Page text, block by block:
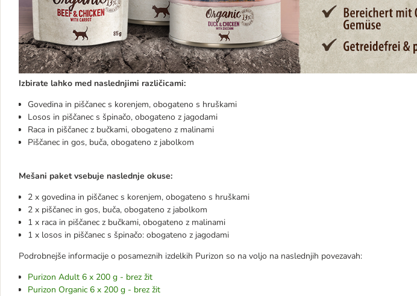
Izbirate lahko med naslednjimi različicami:
Govedina in piščanec s korenjem, obogateno s hruškami
Losos in piščanec s špinačo, obogateno z jagodami
Raca in piščanec z bučkami, obogateno z malinami
Piščanec in gos, buča, obogateno z jabolkom
Mešani paket vsebuje naslednje okuse:
2 x govedina in piščanec s korenjem, obogateno s hruškami
2 x piščanec in gos, buča, obogateno z jabolkom
1 x raca in piščanec z bučkami, obogateno z malinami
1 x losos in piščanec s špinačo: obogateno z jagodami
Podrobnejše informacije o posameznih izdelkih Purizon so na voljo na naslednjih povezavah:
Purizon Adult 6 x 200 g - brez žit
Purizon Organic 6 x 200 g - brez žit